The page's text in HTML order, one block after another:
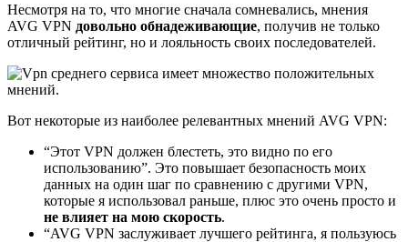
Несмотря на то, что многие сначала сомневались, мнения
AVG VPN довольно обнадеживающие, получив не только
отличный рейтинг, но и лояльность своих последователей.
Вот некоторые из наиболее релевантных мнений AVG VPN:
“Этот VPN должен блестеть, это видно по его
использованию”. Это повышает безопасность моих
данных на один шаг по сравнению с другими VPN,
которые я использовал раньше, плюс это очень просто и
не влияет на мою скорость.
“AVG VPN заслуживает лучшего рейтинга, я пользуюсь